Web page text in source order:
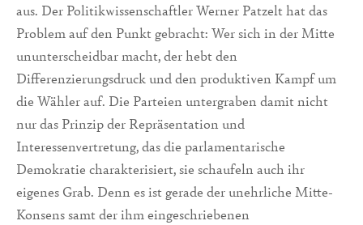
aus. Der Politikwissenschaftler Werner Patzelt hat das
Problem auf den Punkt gebracht: Wer sich in der Mitte
ununterscheidbar macht, der hebt den
Differenzierungsdruck und den produktiven Kampf um
die Wähler auf. Die Parteien untergraben damit nicht
nur das Prinzip der Repräsentation und
Interessenvertretung, das die parlamentarische
Demokratie charakterisiert, sie schaufeln auch ihr
eigenes Grab. Denn es ist gerade der unehrliche Mitte-
Konsens samt der ihm eingeschriebenen